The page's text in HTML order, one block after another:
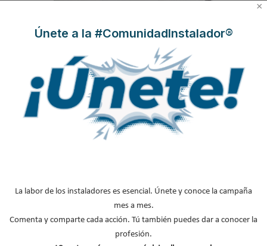
Tecna presenta la nueva línea de
bombas de calor para
climatización de piscinas Microwell serie HP OMEGA
mejorado y ampliación de gama a 20 y 26 Kw. Los nuevos
×
Únete a la #ComunidadInstalador®
La labor de los instaladores es esencial. Únete y conoce la campaña
mes a mes.
Comenta y comparte cada acción. Tú también puedes dar a conocer la
profesión.